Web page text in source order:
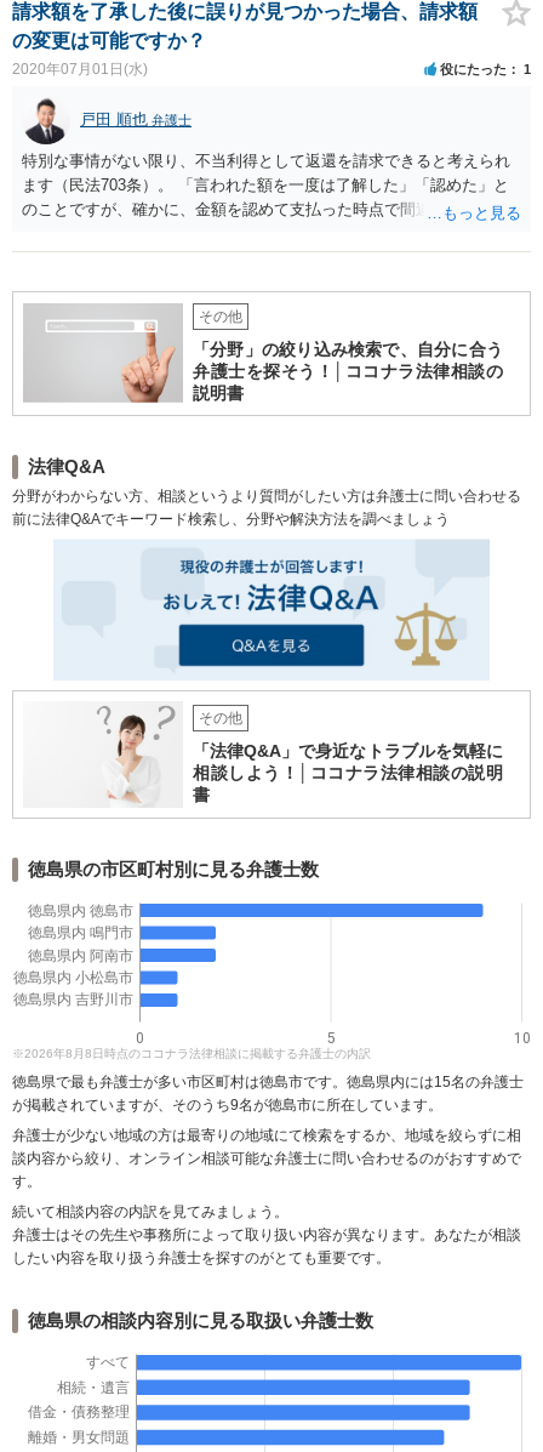
労働災害であるから労災申請手続をすること、労働災害及び不当に労災申請
手続を拒否したことに対する慰謝料等の損害賠償の支払、Dは労働災害で休業
中に解雇されたから不当解雇であり解雇を撤回すること、を求める内容証明
郵便がC社に送付された。 【対応とその結果】 ◾️相談：事実の確認、対応方針
れ、弁護士Yと面談した。 弁護士Yは、傷病手当金を受給していた場合でも、
事後の精算の問題はあるが、労災保険給付が認められる場合もあること、C社
はDから労災保険給付を受けるために必要な証明を求められたときはすみやか
に証明しなければならないが、C社として労働災害でないと考えるのであれ
ば、意見を申し述べる機会はあること、本件の解雇の問題は、客観的に復職
可能な状態であれば復職を認めるべきであるし、復職不可能な状態でも労働
た。 また、弁護士Yが、Dの労働時間や業務内容、Dのうつ病発症の経緯など
く、うつ病発症前の長時間労働については客観的資料が少なく確認できなか
ったが、業務上のトラブル対応が重なった時期があったことが判明した。そ
こで弁護士Yは、長時間労働がないとすると労働災害となる可能性は低そうに
も思われるが、トラブル対応に関わる心理的負荷の程度と業務以外の心理的
負荷のかかる出来事の有無によっては、労働災害と判断される可能性も否定
できないと説明した。 弁護士YはE部長と協議し、労災申請手続には協力し、
それ以外の請求については、現時点でDの請求をそのまま受けることはできな
だ。 ◾️交渉・関係機関対応：争点の確認及び調整 弁護士Yは、弁護士Xに、労
働災害ではないと考えており、労働災害であることを前提とした損害賠償や
解雇の撤回はできないこと、但し、復職については、産業医の診断を受けて
は、産業医の診断を受けることを拒否し、労災申請手続を先に進めることを
求めたことから、労災申請手続を行うこととなった。 弁護士Yは、C社が労働
基準監督署に提出する予定の書類の内容を事前に確認し、事実関係が正確に
記載されているか、誤解を招く可能性のある表現はないか、説明すべき事項
が分かりやすく記載されているかという観点からアドバイスを行った。ま
た、弁護士Yは、今後想定される関係者の事情聴取などの手続についても予め
説明し、C社では、弁護士Yのアドバイスに従い、そのような手続への協力に
支障が出ないよう、関係者のスケジュール調整などの段取りを整えた。 ◾️解
決：決定 労働基準監督署長は、Dのうつ病発症が労働災害ではないと決定
し、弁護士Xは、当該決定を不服として審査請求・再審査請求手続まで行った
ものの、結論は変わらず、それ以上の手続をすすめることなく終了した。 ◾️事
後対応：社内体制の整備 C社では本件の解決に至るまでに課題となった問題
点について、弁護士Yのアドバイスを受けながら、社内体制を整備した。具体
制・安全衛生規程の見直し、メンタルヘルスに関わる労働災害についての意
理職を含む社員全体での労働時間管理や安全衛生に対する意識が高まり、本
件の問題発生前と比較し、社員全体の平均残業時間も減少し、これまで頻繁
に発生していた精神疾患による休職者も減少した。
請求額を了承した後に誤りが見つかった場合、請求額
の変更は可能ですか？
2020年07月01日(水) 役にたった 1
戸田 順也 弁護士
特別な事情がない限り、不当利得として返還を請求できると考えられ
ます（民法703条）。 「言われた額を一度は了解した」「認めた」と
のことですが、確かに、金額を認めて支払った時点で間違いに気づい
（民法705条）。 しかし、金額を認めて支払った時点で間違いに気づ
と考えられます。
その他
「分野」の絞り込み検索で、自分に合う
弁護士を探そう！│ココナラ法律相談の
説明書
法律Q&A
分野がわからない方、相談というより質問がしたい方は弁護士に問い合わせる
前に法律Q&Aでキーワード検索し、分野や解決方法を調べましょう
その他
「法律Q&A」で身近なトラブルを気軽に
相談しよう！│ココナラ法律相談の説明
書
徳島県の市区町村別に見る弁護士数
0 5 10
徳島県内 徳島市
徳島県内 鳴門市
徳島県内 阿南市
徳島県内 小松島市
徳島県内 吉野川市
※2026年8月8日時点のココナラ法律相談に掲載する弁護士の内訳
徳島県で最も弁護士が多い市区町村は徳島市です。徳島県内には15名の弁護士
が掲載されていますが、そのうち9名が徳島市に所在しています。
弁護士が少ない地域の方は最寄りの地域にて検索をするか、地域を絞らずに相
談内容から絞り、オンライン相談可能な弁護士に問い合わせるのがおすすめで
す。
続いて相談内容の内訳を見てみましょう。
弁護士はその先生や事務所によって取り扱い内容が異なります。あなたが相談
したい内容を取り扱う弁護士を探すのがとても重要です。
徳島県の相談内容別に見る取扱い弁護士数
すべて
相続・遺言
借金・債務整理
離婚・男女問題